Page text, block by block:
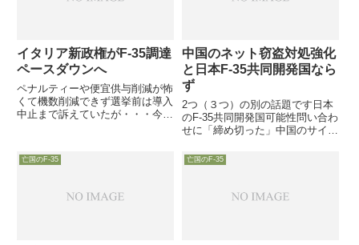
イタリア新政権がF-35調達
ペースダウンへ
ペナルティーや便宜供与削減が怖
くて機数削減できず選挙前は導入
中止まで訴えていたが・・・今年
産業保護重視の2政党による連立
政権が6月に誕生したイタリア
中国のネット窃盗対処強化
と日本F-35共同開発国なら
ず
2つ（３つ）の別の話題です日本
のF-35共同開発国可能性問い合わ
せに「締め切った」中国のサイバ
日、Ellen Lord調達担当国防次官
が会見を開き、トルコをF-35計画
ルコに代わっ...
亡国のF-35 亡国のF-35